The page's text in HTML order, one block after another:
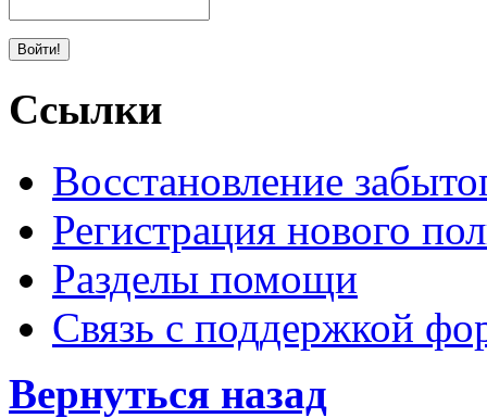
Ссылки
Восстановление
Регистрация нового
Разделы помощи
Связь с поддержкой
Вернуться назад